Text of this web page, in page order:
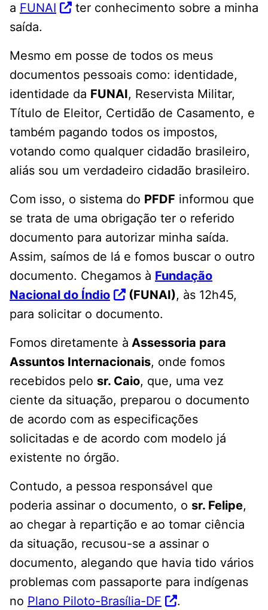
a FUNAI
ter conhecimento sobre a minha
saída.
Mesmo em posse de todos os meus
documentos pessoais como: identidade,
identidade da FUNAI, Reservista Militar,
Título de Eleitor, Certidão de Casamento, e
também pagando todos os impostos,
votando como qualquer cidadão brasileiro,
aliás sou um verdadeiro cidadão brasileiro.
Com isso, o sistema do PFDF informou que
se trata de uma obrigação ter o referido
documento para autorizar minha saída.
Assim, saímos de lá e fomos buscar o outro
documento. Chegamos à Fundação
Nacional do Índio
(FUNAI), às 12h45,
para solicitar o documento.
Fomos diretamente à Assessoria para
Assuntos Internacionais, onde fomos
recebidos pelo sr. Caio, que, uma vez
ciente da situação, preparou o documento
de acordo com as especificações
solicitadas e de acordo com modelo já
existente no órgão.
Contudo, a pessoa responsável que
poderia assinar o documento, o sr. Felipe,
ao chegar à repartição e ao tomar ciência
da situação, recusou-se a assinar o
documento, alegando que havia tido vários
problemas com passaporte para indígenas
no Plano Piloto-Brasília-DF .